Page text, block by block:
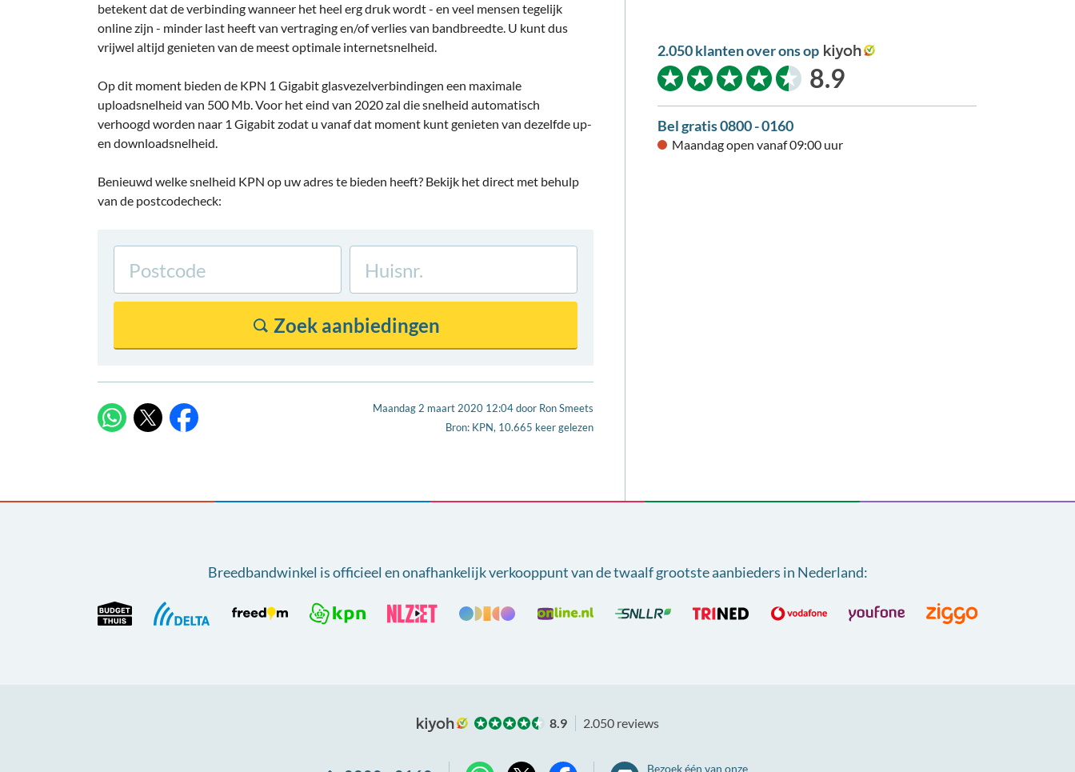
betekent dat de verbinding wanneer het heel erg druk wordt - en veel mensen tegelijk
online zijn - minder last heeft van vertraging en/of verlies van bandbreedte. U kunt dus
vrijwel altijd genieten van de meest optimale internetsnelheid.
Op dit moment bieden de KPN 1 Gigabit glasvezelverbindingen een maximale
uploadsnelheid van 500 Mb. Voor het eind van 2020 zal die snelheid automatisch
verhoogd worden naar 1 Gigabit zodat u vanaf dat moment kunt genieten van dezelfde up-
en downloadsnelheid.
Benieuwd welke snelheid KPN op uw adres te bieden heeft? Bekijk het direct met behulp
van de postcodecheck:
Maandag 2 maart 2020 12:04door Ron Smeets
Bron: KPN, 10.665 keer gelezen
2.050 klanten over ons op
kiyoh
8.9
Bel gratis 0800 - 0160
Maandag open vanaf 09:00 uur
Breedbandwinkel is officieel en onafhankelijk verkooppunt vande twaalf grootste aanbieders in Nederland:
8.9 2.050 reviews
Bezoek één van onze